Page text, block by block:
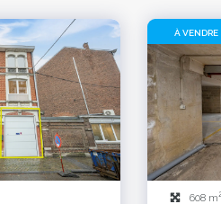
À VENDRE
608 m